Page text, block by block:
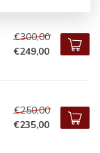
€300,00
€249,00
€250,00
€235,00